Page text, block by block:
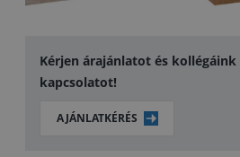
Kérjen árajánlatot és
kapcsolatot!
AJÁNLATKÉRÉS